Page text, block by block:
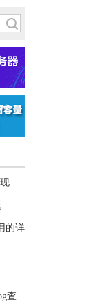
的详
查